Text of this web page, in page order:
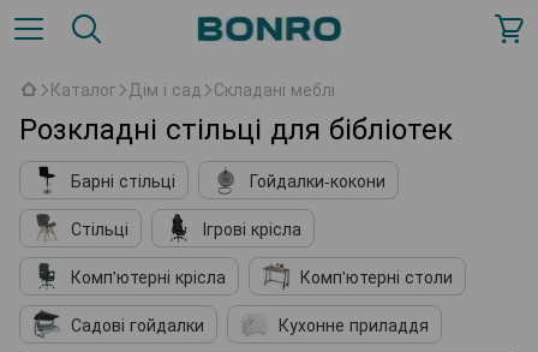
Каталог Дім і сад Складані меблі
Розкладні стільці для бібліотек
Барні стільці
Гойдалки-кокони
Стільці
Ігрові крісла
Комп'ютерні крісла
Комп'ютерні столи
Садові гойдалки
Кухонне приладдя